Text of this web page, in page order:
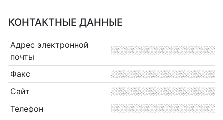
КОНТАКТНЫЕ ДАННЫЕ
Адрес электронной
почты
Факс
Сайт
Телефон